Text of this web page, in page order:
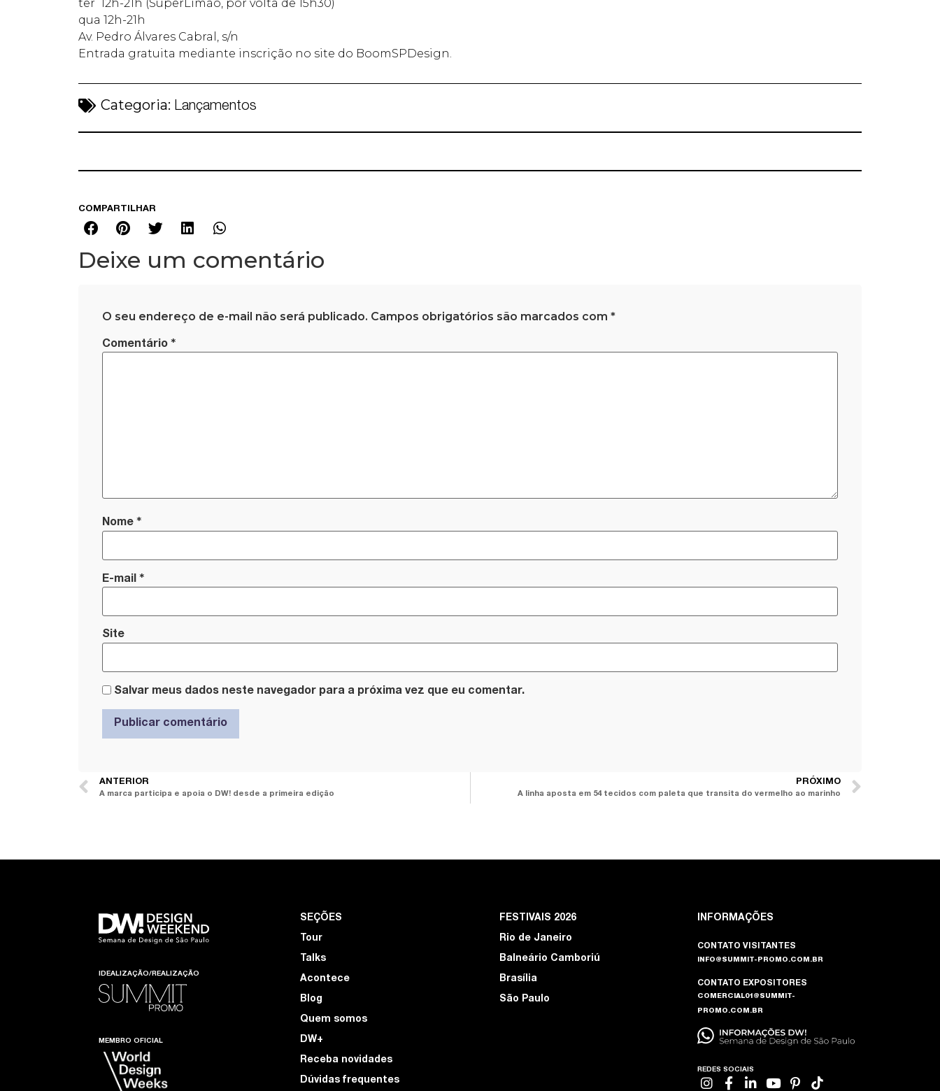
ter 12h-21h (SuperLimão, por volta de 15h30)
qua 12h-21h
Av. Pedro Álvares Cabral, s/n
Entrada gratuita mediante inscrição no site do BoomSPDesign.
Categoria: Lançamentos
COMPARTILHAR
Deixe um comentário
O seu endereço de e-mail não será publicado. Campos obrigatórios são marcados com *
Comentário *
Nome *
E-mail *
Site
Salvar meus dados neste navegador para a próxima vez que eu comentar.
ANTERIOR
A marca participa e apoia o DW! desde a primeira edição
PRÓXIMO
A linha aposta em 54 tecidos com paleta que transita do vermelho ao marinho
IDEALIZAÇÃO/REALIZAÇÃO
MEMBRO OFICIAL
SEÇÕES
Tour
Talks
Acontece
Blog
Quem somos
DW+
Receba novidades
Dúvidas frequentes
FESTIVAIS 2026
Rio de Janeiro
Balneário Camboriú
Brasília
São Paulo
INFORMAÇÕES
CONTATO VISITANTES
INFO@SUMMIT-PROMO.COM.BR
CONTATO EXPOSITORES
COMERCIAL01@SUMMIT-
PROMO.COM.BR
REDES SOCIAIS